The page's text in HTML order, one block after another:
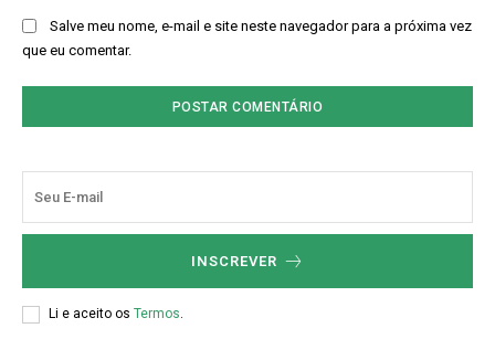
Salve meu nome, e-mail e site neste navegador para a próxima vez
que eu comentar.
INSCREVER
Li e aceito os Termos.